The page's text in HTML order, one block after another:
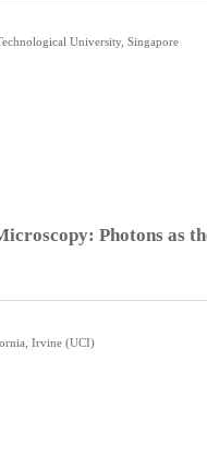
University, Singapore
Photons as
Irvine (UCI)